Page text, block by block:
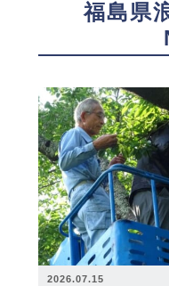
福島県
2026.07.15